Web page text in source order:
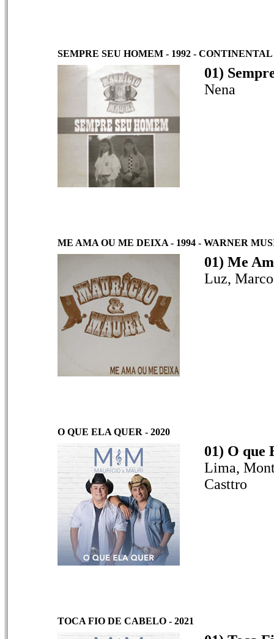
SEMPRE SEU HOMEM - 1992 - CONTINENTAL
01)
Nena
ME AMA OU ME DEIXA - 1994 - WARNER
01) Me
Luz,
O QUE ELA QUER - 2020
01) O que
Lima,
Casttro
TOCA FIO DE CABELO - 2021